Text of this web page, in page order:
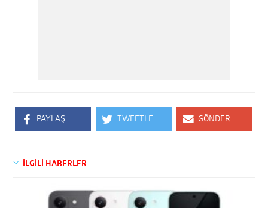
PAYLAŞ TWEETLE GÖNDER
İLGİLİ HABERLER